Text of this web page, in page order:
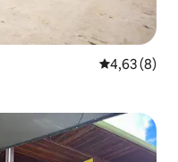
Gemiddelde
4,63 (8)